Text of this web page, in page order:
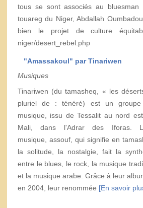
tous se sont associés au bluesman
touareg du Niger, Abdallah
bien le projet de culture
niger/desert_rebel.php
"Amassakoul" par Tinariwen
Musiques
Tinariwen (du tamasheq, « les
pluriel de : ténéré) est un
musique, issu de Tessalit au nord
Mali, dans l'Adrar des Iforas.
musique, assouf, qui signifie en
la solitude, la nostalgie, fait la
entre le blues, le rock, la musique
et la musique arabe. Grâce à leur
en 2004, leur renommée [En savoir